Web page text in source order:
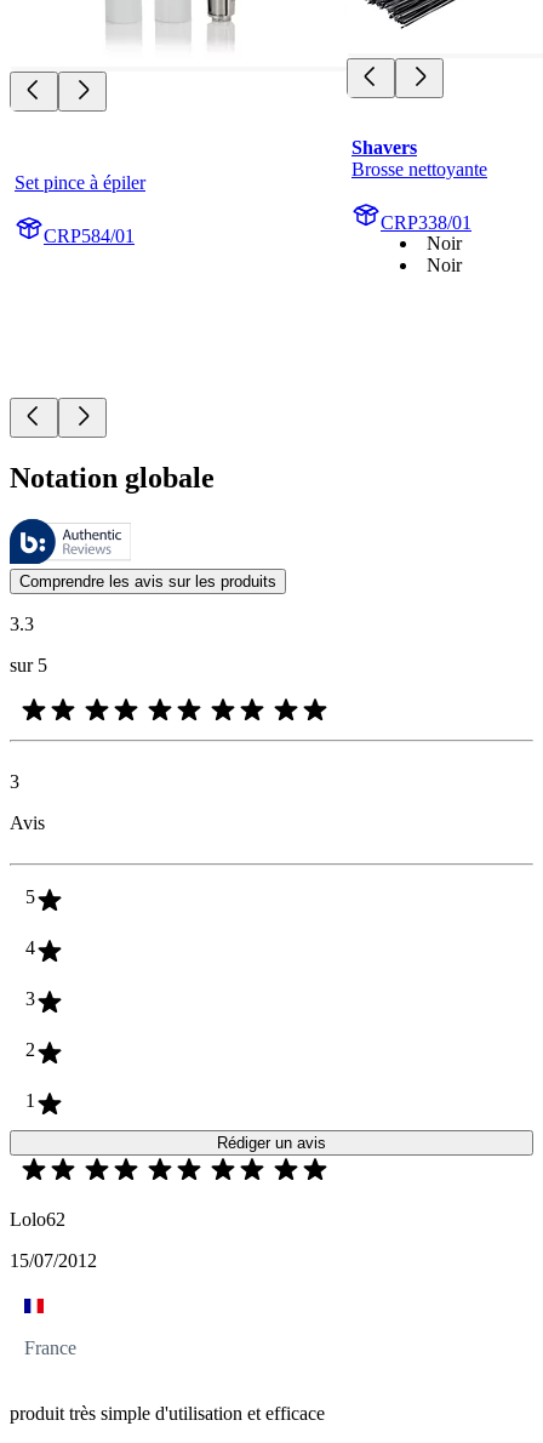
Set pince à épiler
CRP584/01
Shavers
Brosse nettoyante
CRP338/01
Noir
Noir
Notation globale
Ces évaluations sont gérées par Bazaarvoice et sont conformes à la
Les avis des clients exprimés sous forme d'évaluations de produits
Comprendre les avis sur les produits
3.3
sur 5
3
Avis
5
4
3
2
1
Rédiger un avis
Lolo62
15/07/2012
France
produit très simple d'utilisation et efficace